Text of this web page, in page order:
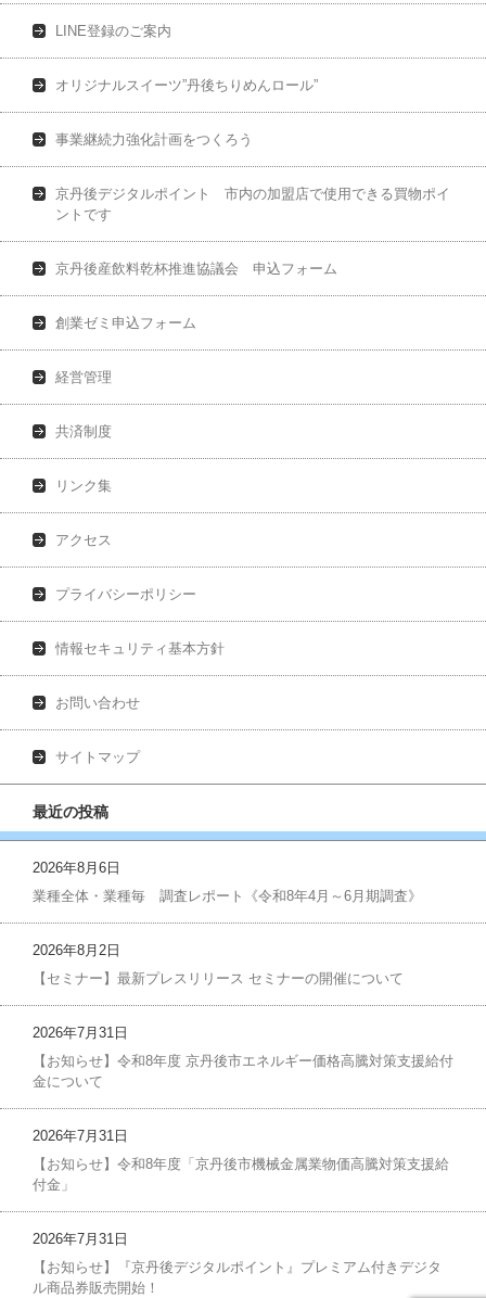
LINE登録のご案内
オリジナルスイーツ”丹後ちりめんロール”
事業継続力強化計画をつくろう
京丹後デジタルポイント 市内の加盟店で使用できる買物ポイ
ントです
京丹後産飲料乾杯推進協議会 申込フォーム
創業ゼミ申込フォーム
経営管理
共済制度
リンク集
アクセス
プライバシーポリシー
情報セキュリティ基本方針
お問い合わせ
サイトマップ
最近の投稿
2026年8月6日
業種全体・業種毎 調査レポート《令和8年4月～6月期調査》
2026年8月2日
【セミナー】最新プレスリリース セミナーの開催について
2026年7月31日
【お知らせ】令和8年度 京丹後市エネルギー価格高騰対策支援給付
金について
2026年7月31日
【お知らせ】令和8年度「京丹後市機械金属業物価高騰対策支援給
付金」
2026年7月31日
【お知らせ】『京丹後デジタルポイント』プレミアム付きデジタ
ル商品券販売開始！